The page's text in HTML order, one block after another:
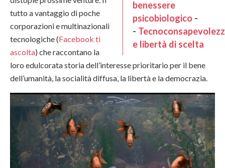
benessere
psicobiologico-
-
e libertà di scelta
tutto a vantaggio di poche
corporazioni e multinazionali
tecnologiche (Facebook ti
ascolta) che raccontano la
loro edulcorata storia dell’interesse prioritario per il bene
dell’umanità, la socialità diffusa, la libertà e la democrazia.